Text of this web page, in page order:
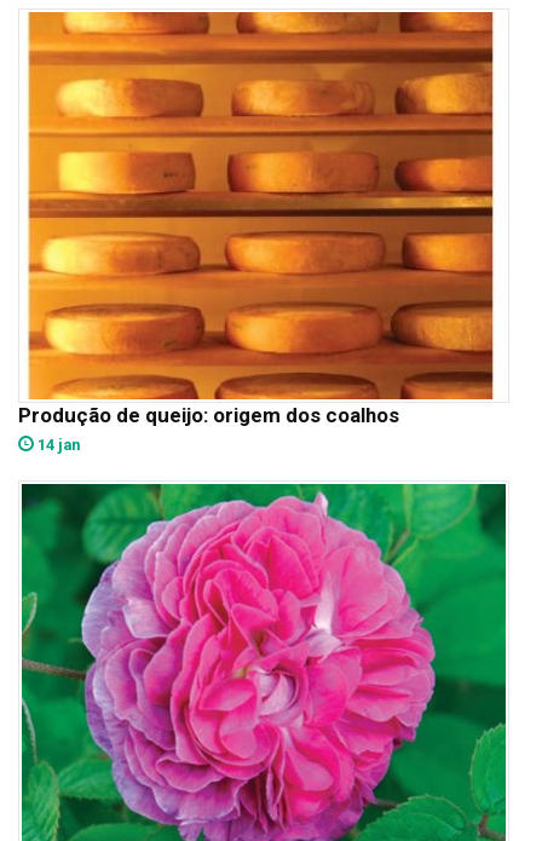
Produção de queijo: origem dos coalhos
14 jan